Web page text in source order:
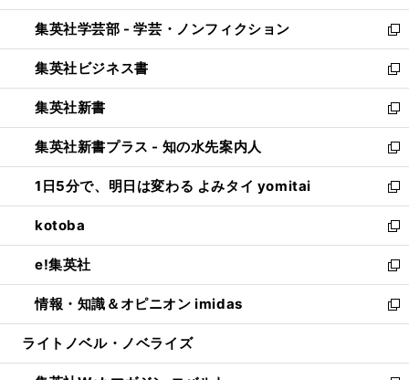
開
く
ウ
で
開
く
ン
ド
ウ
で
開
く
ウ
ィ
ン
ド
ウ
で
開
く
集英社学芸部 - 学芸・ノンフィクション
新
し
い
ウ
ィ
ン
ド
ウ
で
開
く
集英社ビジネス書
新
し
い
ウ
ィ
ン
ド
ウ
で
開
く
集英社新書
新
し
い
ウ
ィ
ン
ド
ウ
で
開
く
集英社新書プラス - 知の水先案内人
新
し
い
ウ
ィ
ン
ド
ウ
で
開
1日5分で、明日は変わる よみタイ yomitai
新
し
い
ウ
ィ
ン
ド
ウ
開
kotoba
新
し
い
ウ
ィ
ン
ウ
e!集英社
新
し
い
ウ
ン
情報・知識＆オピニオン imidas
新
し
ウ
ライトノベル・ノベライズ